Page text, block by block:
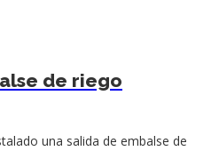
de riego
una salida de embalse de